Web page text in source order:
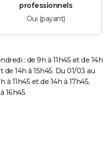
professionnels
Oui (payant)
: de 9h à 11h45 et de 14h
de 14h à 15h45. Du 01/03 au
à 11h45 et de 14h à 17h45,
16h45